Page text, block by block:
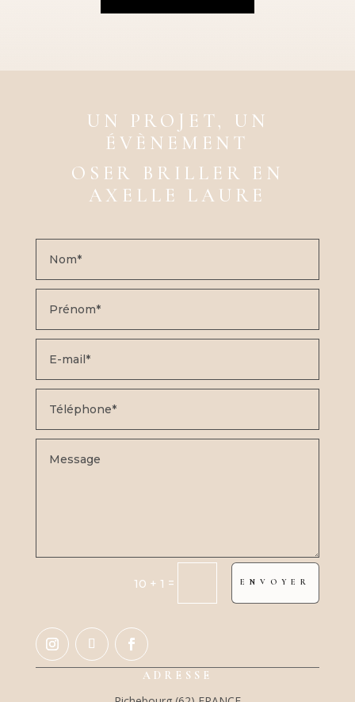
UN PROJET, UN
ÉVÈNEMENT
OSER BRILLER EN
AXELLE LAURE
10 + 1 = ENVOYER
ADRESSE